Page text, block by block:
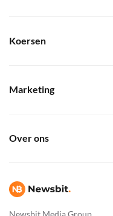
Newsbit Media Group
Koersen
Marketing
Over ons